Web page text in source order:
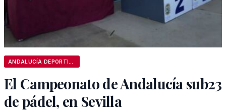
El Campeonato de Andalucía sub23
de pádel, en Sevilla